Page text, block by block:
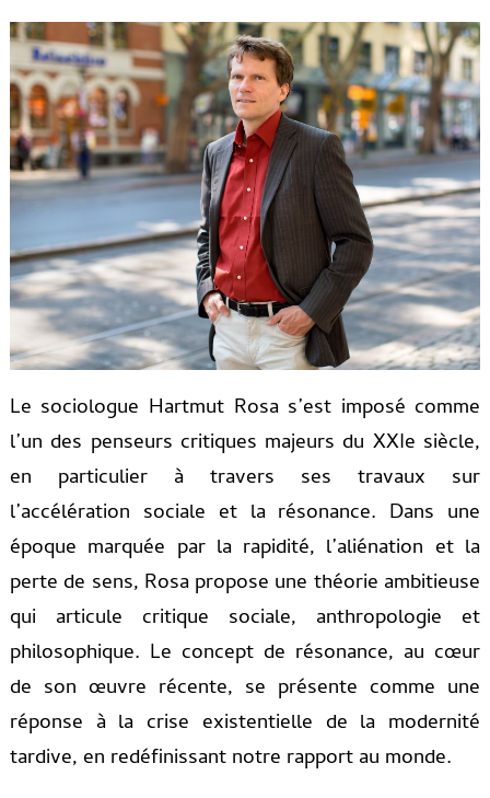
Le sociologue Hartmut Rosa s’est imposé comme
l’un des penseurs critiques majeurs du XXIe siècle,
en particulier à travers ses travaux sur
l’accélération sociale et la résonance. Dans une
époque marquée par la rapidité, l’aliénation et la
perte de sens, Rosa propose une théorie ambitieuse
qui articule critique sociale, anthropologie et
philosophique. Le concept de résonance, au cœur
de son œuvre récente, se présente comme une
réponse à la crise existentielle de la modernité
tardive, en redéfinissant notre rapport au monde.